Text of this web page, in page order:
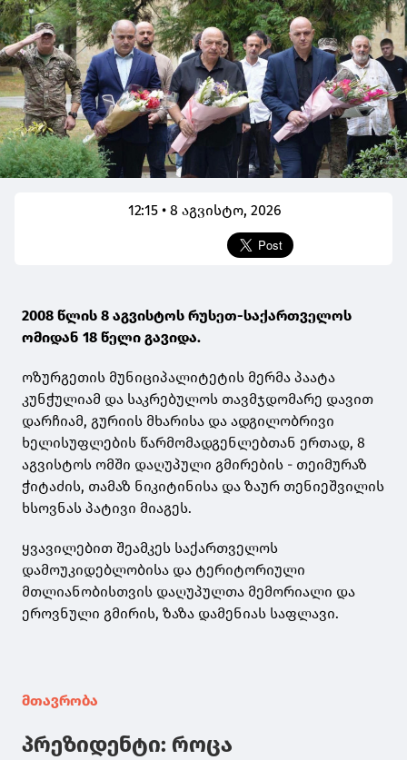
12:15 • 8 აგვისტო, 2026
2008 წლის 8 აგვისტოს რუსეთ-საქართველოს
ომიდან 18 წელი გავიდა.
ოზურგეთის მუნიციპალიტეტის მერმა პაატა
კუნჭულიამ და საკრებულოს თავმჯდომარე დავით
დარჩიამ, გურიის მხარისა და ადგილობრივი
ხელისუფლების წარმომადგენლებთან ერთად, 8
აგვისტოს ომში დაღუპული გმირების - თეიმურაზ
ჭიტაძის, თამაზ ნიკიტინისა და ზაურ თენიეშვილის
ხსოვნას პატივი მიაგეს.
ყვავილებით შეამკეს საქართველოს
დამოუკიდებლობისა და ტერიტორიული
მთლიანობისთვის დაღუპულთა მემორიალი და
ეროვნული გმირის, ზაზა დამენიას საფლავი.
მთავრობა
პრეზიდენტი: როცა